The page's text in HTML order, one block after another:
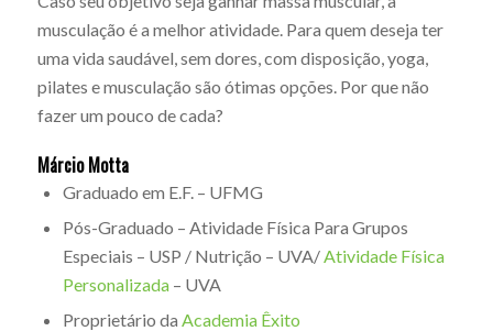
musculação é a melhor atividade. Para quem deseja ter
uma vida saudável, sem dores, com disposição, yoga,
pilates e musculação são ótimas opções. Por que não
fazer um pouco de cada?
Márcio Motta
Graduado em E.F. – UFMG
Pós-Graduado – Atividade Física Para Grupos
Especiais – USP / Nutrição – UVA/ Atividade Física
Personalizada– UVA
Proprietário da Academia Êxito